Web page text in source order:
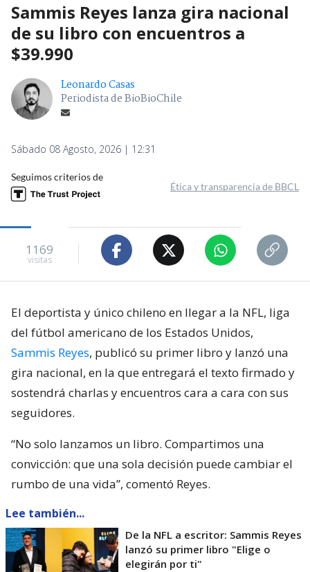
Sammis Reyes lanza gira nacional
de su libro con encuentros a
$39.990
Leonardo Casas
Periodista de BioBioChile
Sábado 08 Agosto, 2026 | 12:31
Seguimos criterios de
Ética y transparencia de BBCL
1169
visitas
El deportista y único chileno en llegar a la NFL, liga
del fútbol americano de los Estados Unidos,
Sammis Reyes, publicó su primer libro y lanzó una
gira nacional, en la que entregará el texto firmado y
sostendrá charlas y encuentros cara a cara con sus
seguidores.
“No solo lanzamos un libro. Compartimos una
convicción: que una sola decisión puede cambiar el
rumbo de una vida”, comentó Reyes.
Lee también...
De la NFL a escritor: Sammis Reyes
lanzó su primer libro "Elige o
elegirán por ti"